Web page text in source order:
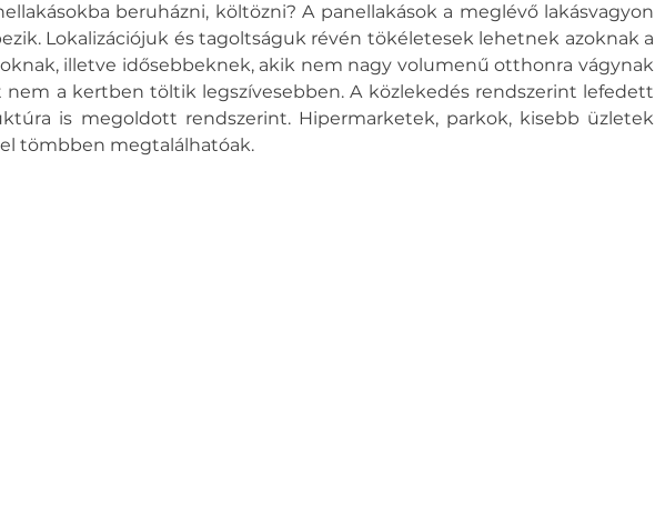
beruházni, költözni? A panellakások a meglévő lakásvagyon
Lokalizációjuk és tagoltságuk révén tökéletesek lehetnek azoknak a
illetve idősebbeknek, akik nem nagy volumenű otthonra vágynak
nem a kertben töltik legszívesebben. A közlekedés rendszerint lefedett
is megoldott rendszerint. Hipermarketek, parkok, kisebb üzletek
tömbben megtalálhatóak.